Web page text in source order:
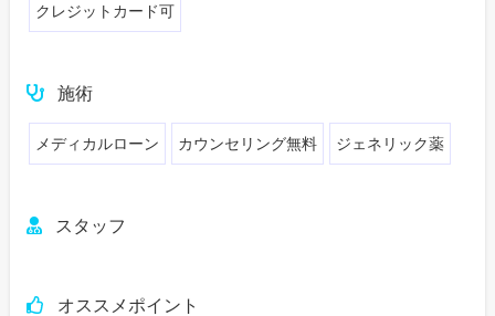
クレジットカード可
施術
メディカルローン カウンセリング無料 ジェネリック薬
スタッフ
オススメポイント